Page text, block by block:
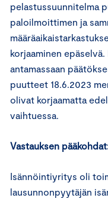
pelastussuunnitelma
paloilmoittimen ja
korjaaminen
antamassaan
puutteet 18.6.2023
olivat korjaamatta
vaihtuessa.
Vastauksen
Isännöintiyritys oli
lausunnonpyytäjän